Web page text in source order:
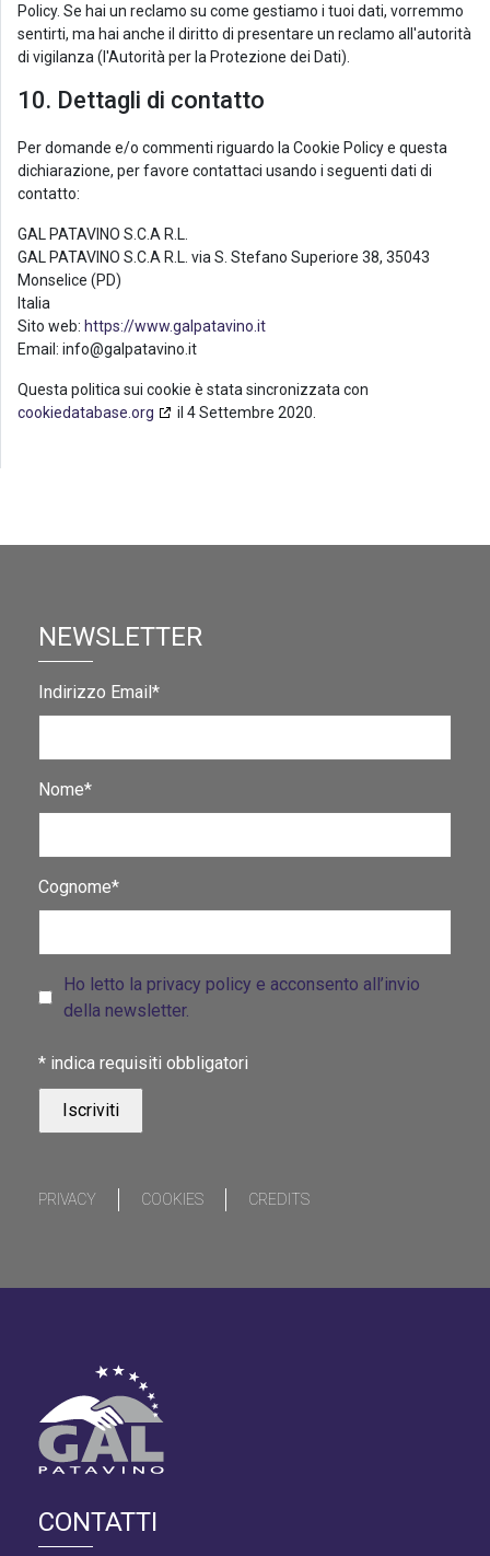
Policy. Se hai un reclamo su come gestiamo i tuoi dati, vorremmo
sentirti, ma hai anche il diritto di presentare un reclamo all'autorità
di vigilanza (l'Autorità per la Protezione dei Dati).
10. Dettagli di contatto
Per domande e/o commenti riguardo la Cookie Policy e questa
dichiarazione, per favore contattaci usando i seguenti dati di
contatto:
GAL PATAVINO S.C.A R.L.
GAL PATAVINO S.C.A R.L. via S. Stefano Superiore 38, 35043
Monselice (PD)
Italia
Sito web: https://www.galpatavino.it
Email: info@galpatavino.it
Questa politica sui cookie è stata sincronizzata con
cookiedatabase.org
il 4 Settembre 2020.
CONTATTI
NEWSLETTER
Indirizzo Email*
Nome*
Cognome*
Ho letto la privacy policy e acconsento all’invio
della newsletter.
* indica requisiti obbligatori
PRIVACY COOKIES CREDITS